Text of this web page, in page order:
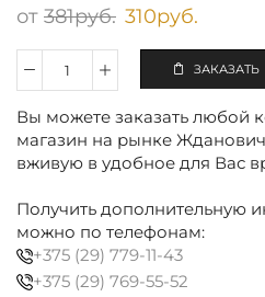
от 381руб. 310руб.
Количество
полипропиленовый
150×300
см
бежево-
модерн
ЗАКАЗАТЬ
Вы можете заказать любой
магазин на рынке
вживую в удобное для Вас
Получить дополнительную
можно по телефонам:
+375 (29) 779-11-43
+375 (29) 769-55-52